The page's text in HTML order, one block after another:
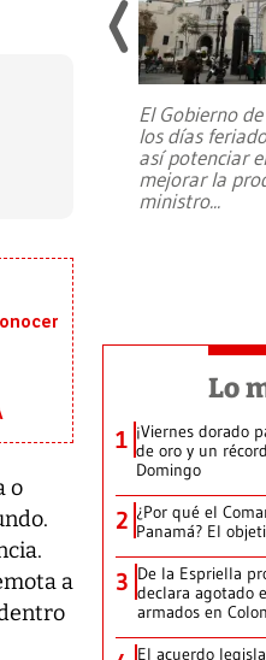
o
a
el
Lula
El Gobierno
los días
así potenciar
mejorar la
ministro...
Lo
1 ¡Viernes dorado
de oro y un
Domingo
2 ¿Por qué el
Panamá? El
3 De la Espriella
declara agotado
armados en
El acuerdo